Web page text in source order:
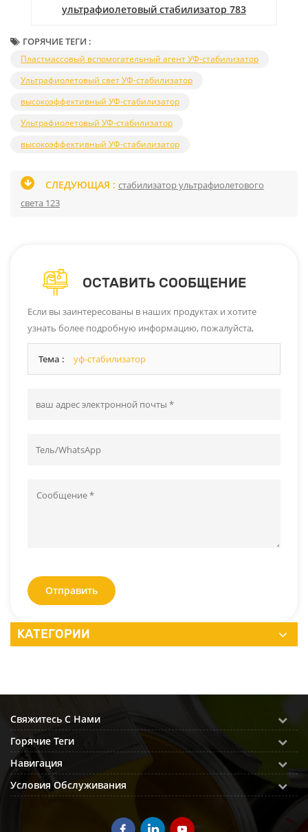
ультрафиолетовый стабилизатор 783
ГОРЯЧИЕ ТЕГИ :
Пластмассовый вспомогательный агент УФ-стабилизатор
Ультрафиолетовый свет УФ-стабилизатор
высокоэффективный УФ-стабилизатор
Ультрафиолетовый УФ-стабилизатор
высокоэффективный УФ-стабилизатор
СЛЕДУЮЩАЯ : стабилизатор ультрафиолетового
света 123
ОСТАВИТЬ СООБЩЕНИЕ
Если вы заинтересованы в наших продуктах и ​​хотите
узнать более подробную информацию, пожалуйста,
оставьте сообщение здесь, и мы ответим вам, как только
сможем.
Тема : уф-стабилизатор
Отправить
КАТЕГОРИИ
Свяжитесь С Нами
Горячие Теги
Навигация
Условия Обслуживания